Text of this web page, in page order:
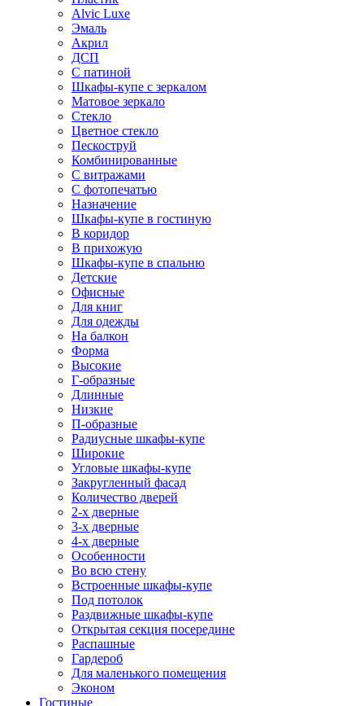
Alvic Luxe
Эмаль
Акрил
ДСП
С патиной
Шкафы-купе с зеркалом
Матовое зеркало
Стекло
Цветное стекло
Пескоструй
Комбинированные
С витражами
С фотопечатью
Назначение
Шкафы-купе в гостиную
В коридор
В прихожую
Шкафы-купе в спальню
Детские
Офисные
Для книг
Для одежды
На балкон
Форма
Высокие
Г-образные
Длинные
Низкие
П-образные
Радиусные шкафы-купе
Широкие
Угловые шкафы-купе
Закругленный фасад
Количество дверей
2-х дверные
3-х дверные
4-х дверные
Особенности
Во всю стену
Встроенные шкафы-купе
Под потолок
Раздвижные шкафы-купе
Открытая секция посередине
Распашные
Гардероб
Для маленького помещения
Эконом
Гостиные